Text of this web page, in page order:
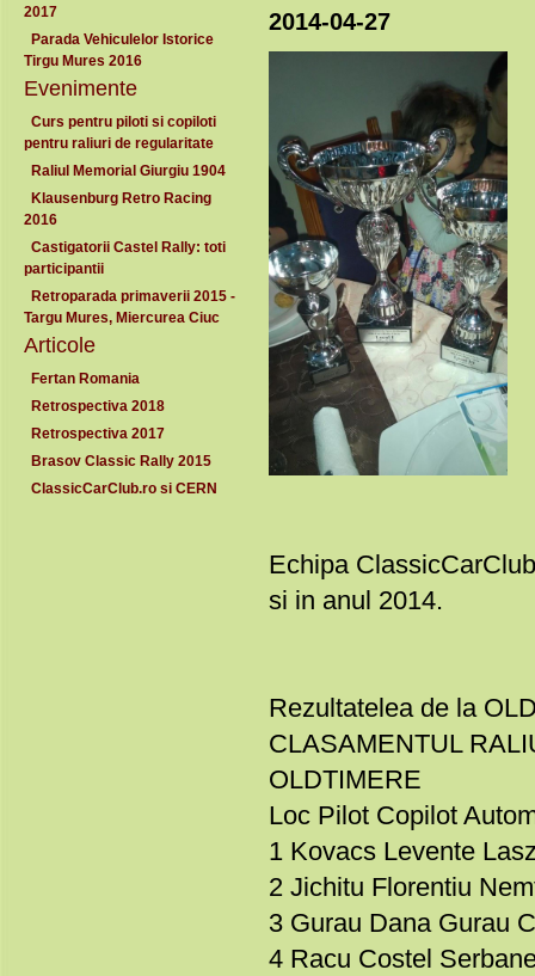
2017
Parada Vehiculelor Istorice
Tirgu Mures 2016
Evenimente
Curs pentru piloti si copiloti
pentru raliuri de regularitate
Raliul Memorial Giurgiu 1904
Klausenburg Retro Racing
2016
Castigatorii Castel Rally: toti
participantii
Retroparada primaverii 2015 -
Targu Mures, Miercurea Ciuc
Articole
Fertan Romania
Retrospectiva 2018
Retrospectiva 2017
Brasov Classic Rally 2015
ClassicCarClub.ro si CERN
2014-04-27
Echipa
si in anul 2014.
Rezultatelea de la
CLASAMENTUL
OLDTIMERE
Loc Pilot Copilot
1 Kovacs Levente
2 Jichitu Florentiu
3 Gurau Dana Gurau
4 Racu Costel